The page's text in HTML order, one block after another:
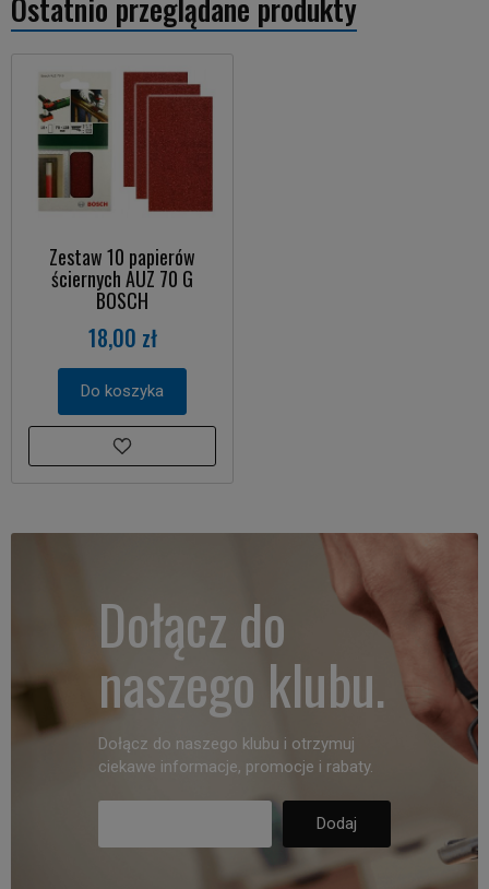
Zestaw 10 papierów
ściernych AUZ 70 G
BOSCH
18,00 zł
Do koszyka
Dołącz do
naszego klubu.
Dołącz do naszego klubu i otrzymuj
ciekawe informacje, promocje i rabaty.